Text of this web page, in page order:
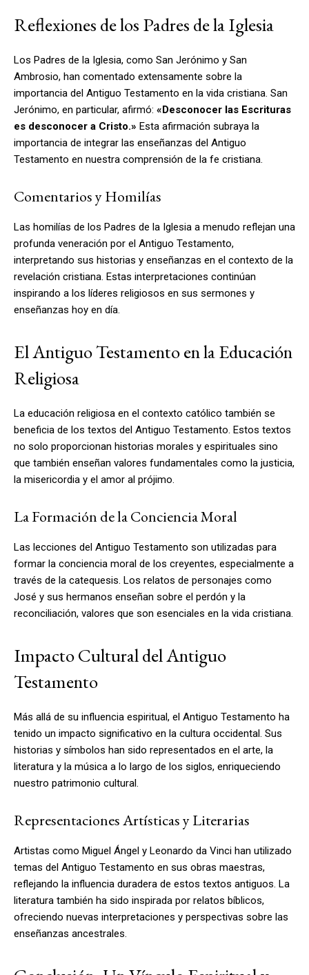
Reflexiones de los Padres de la Iglesia
Los Padres de la Iglesia, como San Jerónimo y San
Ambrosio, han comentado extensamente sobre la
importancia del Antiguo Testamento en la vida cristiana. San
Jerónimo, en particular, afirmó: «Desconocer las Escrituras
es desconocer a Cristo.» Esta afirmación subraya la
importancia de integrar las enseñanzas del Antiguo
Testamento en nuestra comprensión de la fe cristiana.
Comentarios y Homilías
Las homilías de los Padres de la Iglesia a menudo reflejan una
profunda veneración por el Antiguo Testamento,
interpretando sus historias y enseñanzas en el contexto de la
revelación cristiana. Estas interpretaciones continúan
inspirando a los líderes religiosos en sus sermones y
enseñanzas hoy en día.
El Antiguo Testamento en la Educación
Religiosa
La educación religiosa en el contexto católico también se
beneficia de los textos del Antiguo Testamento. Estos textos
no solo proporcionan historias morales y espirituales sino
que también enseñan valores fundamentales como la justicia,
la misericordia y el amor al prójimo.
La Formación de la Conciencia Moral
Las lecciones del Antiguo Testamento son utilizadas para
formar la conciencia moral de los creyentes, especialmente a
través de la catequesis. Los relatos de personajes como
José y sus hermanos enseñan sobre el perdón y la
reconciliación, valores que son esenciales en la vida cristiana.
Impacto Cultural del Antiguo
Testamento
Más allá de su influencia espiritual, el Antiguo Testamento ha
tenido un impacto significativo en la cultura occidental. Sus
historias y símbolos han sido representados en el arte, la
literatura y la música a lo largo de los siglos, enriqueciendo
nuestro patrimonio cultural.
Representaciones Artísticas y Literarias
Artistas como Miguel Ángel y Leonardo da Vinci han utilizado
temas del Antiguo Testamento en sus obras maestras,
reflejando la influencia duradera de estos textos antiguos. La
literatura también ha sido inspirada por relatos bíblicos,
ofreciendo nuevas interpretaciones y perspectivas sobre las
enseñanzas ancestrales.